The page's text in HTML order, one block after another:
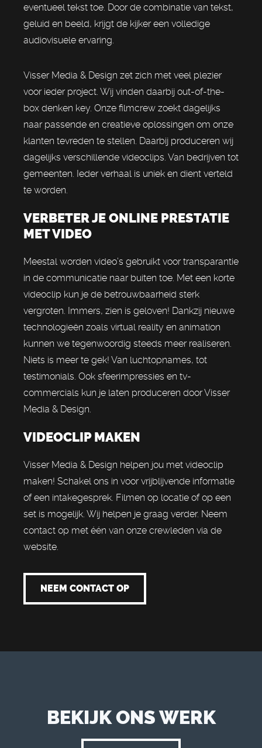
eventueel tekst toe. Door de combinatie van tekst,
geluid en beeld, krijgt de kijker een volledige
audiovisuele ervaring.
Visser Media & Design zet zich met veel plezier
voor ieder project. Wij vinden daarbij out-of-the-
box denken key. Onze filmcrew zoekt dagelijks
naar passende en creatieve oplossingen om onze
klanten tevreden te stellen. Daarbij produceren wij
dagelijks verschillende videoclips. Van bedrijven tot
gemeenten. Ieder verhaal is uniek en dient verteld
te worden.
VERBETER JE ONLINE PRESTATIE
MET VIDEO
Meestal worden video’s gebruikt voor transparantie
in de communicatie naar buiten toe. Met een korte
videoclip kun je de betrouwbaarheid sterk
vergroten. Immers, zien is geloven! Dankzij nieuwe
technologieën zoals virtual reality en animation
kunnen we tegenwoordig steeds meer realiseren.
Niets is meer te gek! Van luchtopnames, tot
testimonials. Ook sfeerimpressies en tv-
commercials kun je laten produceren door Visser
Media & Design.
VIDEOCLIP MAKEN
Visser Media & Design helpen jou met videoclip
maken! Schakel ons in voor vrijblijvende informatie
of een intakegesprek. Filmen op locatie of op een
set is mogelijk. Wij helpen je graag verder. Neem
contact op met één van onze crewleden via de
website.
NEEM CONTACT OP
BEKIJK ONS WERK